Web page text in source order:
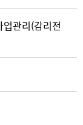
관리(감리전